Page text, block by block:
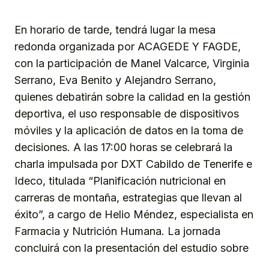
En horario de tarde, tendrá lugar la mesa
redonda organizada por ACAGEDE Y FAGDE,
con la participación de Manel Valcarce, Virginia
Serrano, Eva Benito y Alejandro Serrano,
quienes debatirán sobre la calidad en la gestión
deportiva, el uso responsable de dispositivos
móviles y la aplicación de datos en la toma de
decisiones. A las 17:00 horas se celebrará la
charla impulsada por DXT Cabildo de Tenerife e
Ideco, titulada “Planificación nutricional en
carreras de montaña, estrategias que llevan al
éxito”, a cargo de Helio Méndez, especialista en
Farmacia y Nutrición Humana. La jornada
concluirá con la presentación del estudio sobre